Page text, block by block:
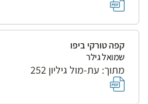
קפה טורקי ביפו
שמואל גילר
מתוך: עת-מול גיליון 252